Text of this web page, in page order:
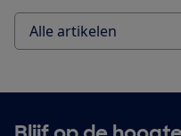
Alle artikelen